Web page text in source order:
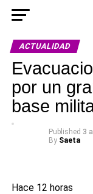
ACTUALIDAD
por un
base
Published 3
By Saeta
Hace 12 horas